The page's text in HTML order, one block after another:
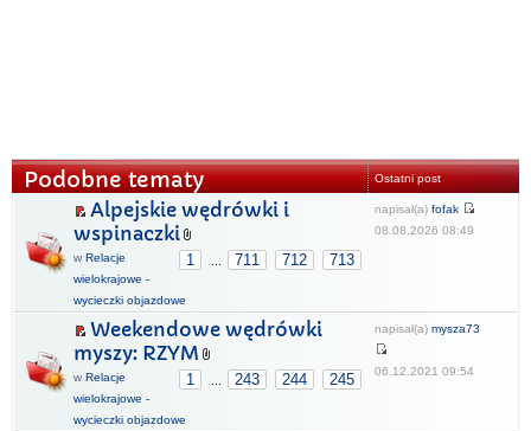
Podobne tematy Ostatni post
Alpejskie wędrówki i
wspinaczki
1 711 712 713
w Relacje
wielokrajowe -
wycieczki objazdowe
napisał(a) fofak
08.08.2026 08:49
Weekendowe wędrówki
myszy: RZYM
1 243 244 245
w Relacje
wielokrajowe -
wycieczki objazdowe
napisał(a) mysza73
06.12.2021 09:54